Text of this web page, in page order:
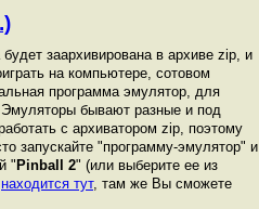
будет заархивирована в архиве zip, и
на компьютере, сотовом
программа эмулятор, для
бывают разные и под
с архиватором zip, поэтому
запускайте "программу-эмулятор" и
" Pinball 2" (или выберите ее из
находится тут, там же Вы сможете